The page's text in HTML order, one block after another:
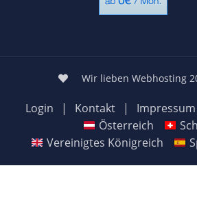
Wir lieben Webhosting
Login | Kontakt | Impressum
Österreich
Vereinigtes Königreich